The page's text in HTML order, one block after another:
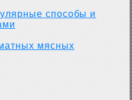
способы и
мясных